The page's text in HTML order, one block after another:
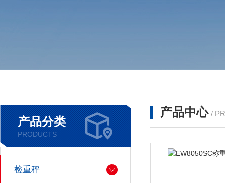
产品分类
PRODUCTS
检重秤
产品中心 /